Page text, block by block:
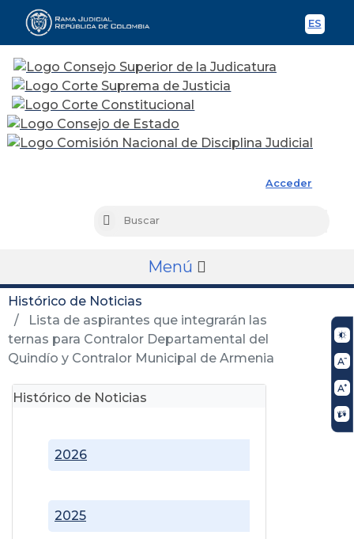
ES
Acceder
Buscar
Menú
Histórico de Noticias
Lista de aspirantes que integrarán las
ternas para Contralor Departamental del
Quindío y Contralor Municipal de Armenia
Histórico de Noticias
2025
2026